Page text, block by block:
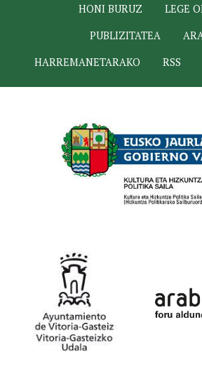
HONI BURUZ
LEGE
PUBLIZITATEA
HARREMANETARAKO
RSS